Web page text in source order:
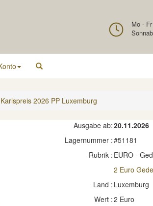
Mo -
2026 PP Luxemburg
Ausgabe ab:20.11.2026
Lagernummer :#51181
Rubrik : EURO -
2 Euro
Land : Luxemburg
Wert :2 Euro